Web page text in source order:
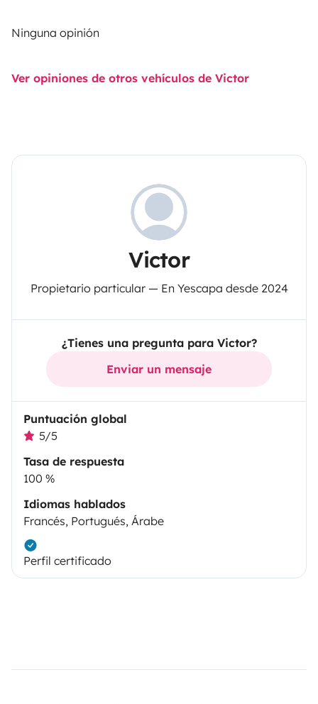
Ninguna opinión
Ver opiniones de otros vehículos de Victor
Victor
Propietario particular — En Yescapa desde 2024
¿Tienes una pregunta para Victor?
Enviar un mensaje
Puntuación global
5/5
Tasa de respuesta
100 %
Idiomas hablados
Francés, Portugués, Árabe
Perfil certificado